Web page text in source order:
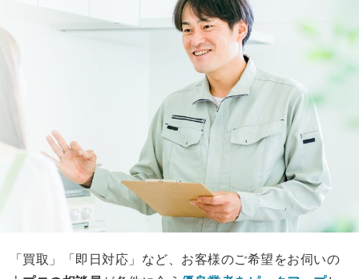
「買取」「即日対応」など、お客様のご希望をお伺いの